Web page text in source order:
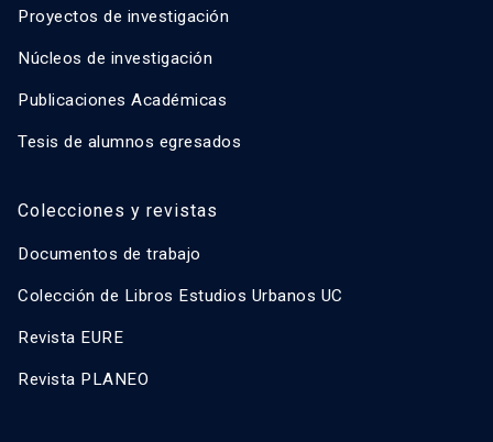
Proyectos de investigación
Núcleos de investigación
Publicaciones Académicas
Tesis de alumnos egresados
Colecciones y revistas
Documentos de trabajo
Colección de Libros Estudios Urbanos UC
Revista EURE
Revista PLANEO